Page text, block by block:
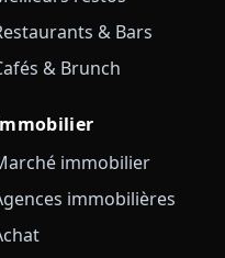
& Bars
& Brunch
immobilier
immobilières